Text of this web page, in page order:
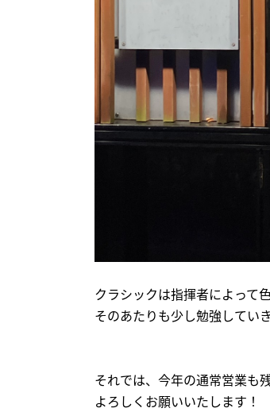
クラシックは指揮者によって
そのあたりも少し勉強してい
それでは、今年の通常営業も
よろしくお願いいたします！